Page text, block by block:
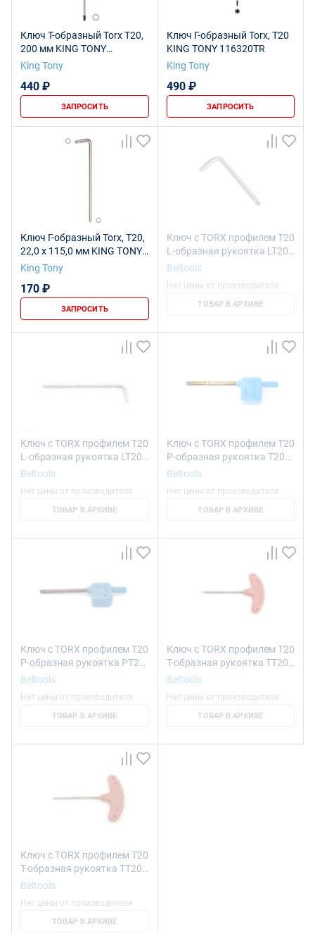
Ключ Т-образный Torx T20,
200 мм KING TONY
11A320R
King Tony
440 ₽
ЗАПРОСИТЬ
Ключ Г-образный Torx, Т20
KING TONY 116320TR
King Tony
490 ₽
ЗАПРОСИТЬ
Ключ Г-образный Torx, Т20,
22,0 х 115,0 мм KING TONY
112320R
King Tony
170 ₽
ЗАПРОСИТЬ
Ключ с TORX профилем T20
L-образная рукоятка LT20
ri.240.124 Beltools
Beltools
Нет цены от производителя
ТОВАР В АРХИВЕ
Ключ с TORX профилем T20
L-образная рукоятка LT20
ri.304.91 Beltools
Beltools
Нет цены от производителя
ТОВАР В АРХИВЕ
Ключ с TORX профилем T20
P-образная рукоятка T20
ri.436.56 Beltools
Beltools
Нет цены от производителя
ТОВАР В АРХИВЕ
Ключ с TORX профилем T20
P-образная рукоятка PT20
ri.240.87 Beltools
Beltools
Нет цены от производителя
ТОВАР В АРХИВЕ
Ключ с TORX профилем T20
T-образная рукоятка TT20
ri.240.127 Beltools
Beltools
Нет цены от производителя
ТОВАР В АРХИВЕ
Ключ с TORX профилем T20
T-образная рукоятка TT20
ri.304.21 Beltools
Beltools
Нет цены от производителя
ТОВАР В АРХИВЕ